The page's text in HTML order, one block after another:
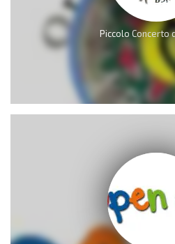
Piccolo Concerto